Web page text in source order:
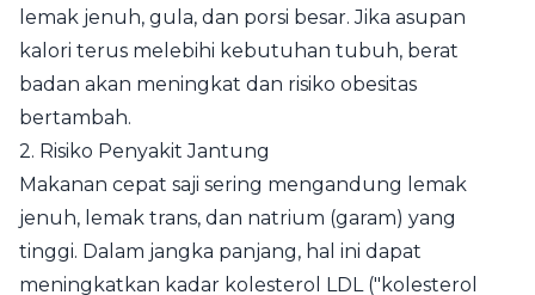
lemak jenuh, gula, dan porsi besar. Jika asupan
kalori terus melebihi kebutuhan tubuh, berat
badan akan meningkat dan risiko obesitas
bertambah.
2. Risiko Penyakit Jantung
Makanan cepat saji sering mengandung lemak
jenuh, lemak trans, dan natrium (garam) yang
tinggi. Dalam jangka panjang, hal ini dapat
meningkatkan kadar kolesterol LDL ("kolesterol